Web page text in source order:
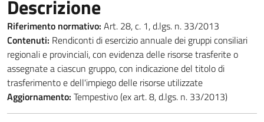
Descrizione
Riferimento normativo: Art. 28, c. 1, d.lgs. n. 33/2013
Contenuti: Rendiconti di esercizio annuale dei gruppi consiliari
regionali e provinciali, con evidenza delle risorse trasferite o
assegnate a ciascun gruppo, con indicazione del titolo di
trasferimento e dell'impiego delle risorse utilizzate
Aggiornamento: Tempestivo (ex art. 8, d.lgs. n. 33/2013)